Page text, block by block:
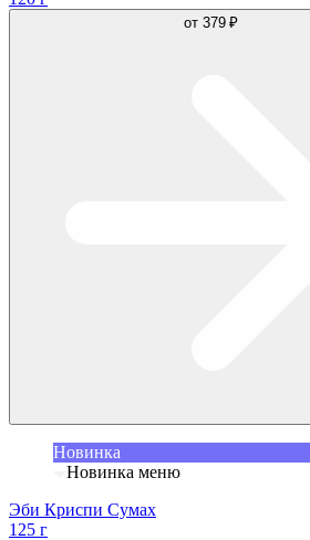
от 379 ₽
Новинка
Новинка меню
Эби Криспи Сумах
125 г